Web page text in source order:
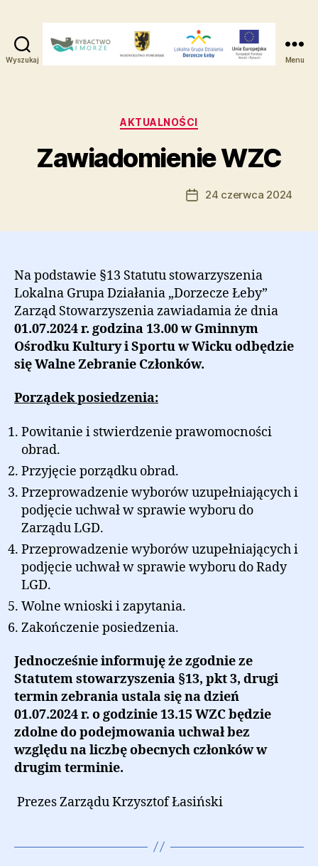
Wyszukaj
-
Dorzecze
Łeby
Menu
Kategorie
AKTUALNOŚCI
Zawiadomienie WZC
Data24 czerwca 2024
Na podstawie §13 Statutu stowarzyszenia
Lokalna Grupa Działania „Dorzecze Łeby”
Zarząd Stowarzyszenia zawiadamia że dnia
01.07.2024 r. godzina 13.00 w Gminnym
Ośrodku Kultury i Sportu w Wicku odbędzie
się Walne Zebranie Członków.
Porządek posiedzenia:
Powitanie i stwierdzenie prawomocności
obrad.
Przyjęcie porządku obrad.
Przeprowadzenie wyborów uzupełniających i
podjęcie uchwał w sprawie wyboru do
Zarządu LGD.
Przeprowadzenie wyborów uzupełniających i
podjęcie uchwał w sprawie wyboru do Rady
LGD.
Wolne wnioski i zapytania.
Zakończenie posiedzenia.
Jednocześnie informuję że zgodnie ze
Statutem stowarzyszenia §13, pkt 3, drugi
termin zebrania ustala się na dzień
01.07.2024 r. o godzinie 13.15 WZC będzie
zdolne do podejmowania uchwał bez
względu na liczbę obecnych członków w
drugim terminie.
Prezes Zarządu Krzysztof Łasiński